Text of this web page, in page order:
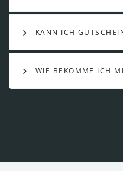
KANN ICH
WIE BEKOMME ICH